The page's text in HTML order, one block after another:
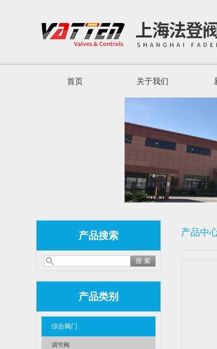
首页 关于我们
产品搜索
产品类别
综合阀门
调节阀
产品中